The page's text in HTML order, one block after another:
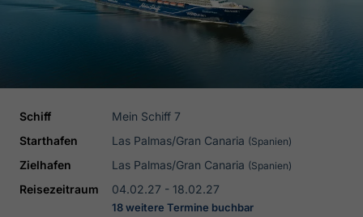
Schiff
Mein Schiff 7
Starthafen
Las Palmas/Gran Canaria (Spanien)
Zielhafen Las Palmas/Gran Canaria (Spanien)
Reisezeitraum 04.02.27 - 18.02.27
18 weitere Termine buchbar